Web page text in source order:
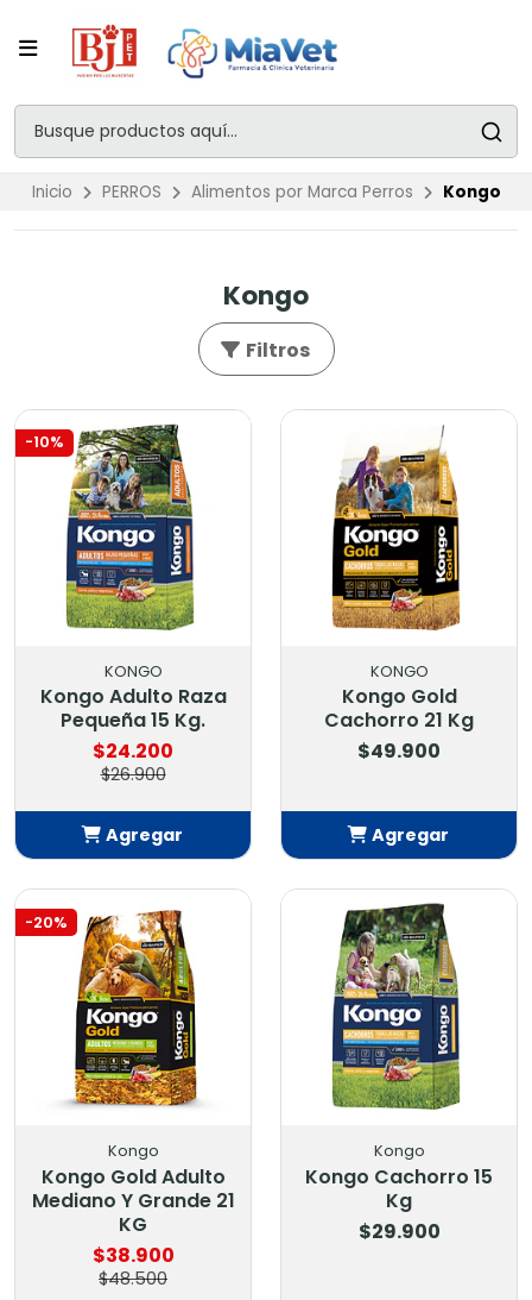
Inicio PERROS Alimentos por Marca Perros Kongo
Kongo
Filtros
-10%
KONGO
Kongo Adulto Raza
Pequeña 15 Kg.
$24.200
$26.900
Agregar
Añadido
KONGO
Kongo Gold
Cachorro 21 Kg
$49.900
Agregar
Añadido
-20%
Kongo
Kongo Gold Adulto
Mediano Y Grande 21
KG
$38.900
$48.500
Kongo
Kongo Cachorro 15
Kg
$29.900